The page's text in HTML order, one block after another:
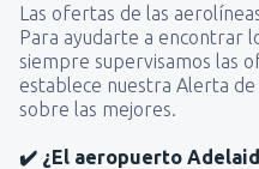
Las ofertas de las
Para ayudarte a encontrar
siempre supervisamos las
establece nuestra Alerta
sobre las mejores.
✔️ ¿El aeropuerto